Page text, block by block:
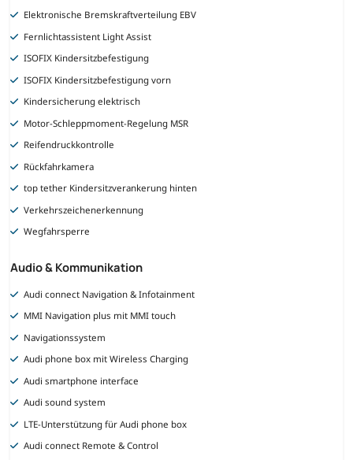
Elektronische Bremskraftverteilung EBV
Fernlichtassistent Light Assist
ISOFIX Kindersitzbefestigung
ISOFIX Kindersitzbefestigung vorn
Kindersicherung elektrisch
Motor-Schleppmoment-Regelung MSR
Reifendruckkontrolle
Rückfahrkamera
top tether Kindersitzverankerung hinten
Verkehrszeichenerkennung
Wegfahrsperre
Audio & Kommunikation
Audi connect Navigation & Infotainment
MMI Navigation plus mit MMI touch
Navigationssystem
Audi phone box mit Wireless Charging
Audi smartphone interface
Audi sound system
LTE-Unterstützung für Audi phone box
Audi connect Remote & Control